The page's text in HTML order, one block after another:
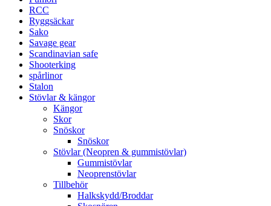
RCC
Ryggsäckar
Sako
Savage gear
Scandinavian safe
Shooterking
spårlinor
Stalon
Stövlar & kängor
Kängor
Skor
Snöskor
Snöskor
Stövlar (Neopren & gummistövlar)
Gummistövlar
Neoprenstövlar
Tillbehör
Halkskydd/Broddar